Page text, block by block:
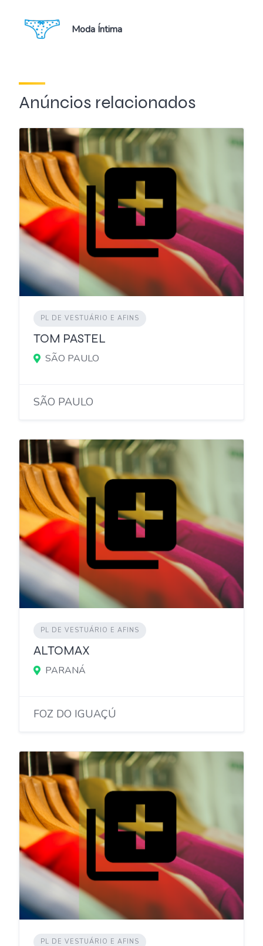
Moda Íntima
Anúncios relacionados
PL DE VESTUÁRIO E AFINS
TOM PASTEL
SÃO PAULO
SÃO PAULO
PL DE VESTUÁRIO E AFINS
ALTOMAX
PARANÁ
FOZ DO IGUAÇÚ
PL DE VESTUÁRIO E AFINS